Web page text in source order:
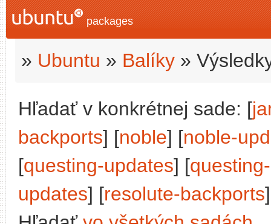
packages
» Ubuntu » Balíky »
Hľadať v konkrétnej sade: [
backports] [noble] [noble-
[questing-updates] [
updates] [resolute-backports